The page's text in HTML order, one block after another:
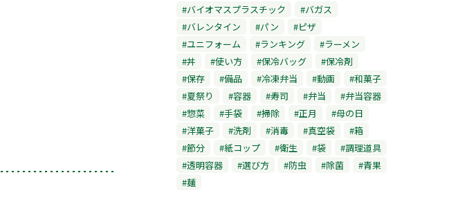
#バイオマスプラスチック
#バガス
#バレンタイン
#パン
#ピザ
#ユニフォーム
#ランキング
#ラーメン
#丼
#使い方 #保冷バッグ
#保冷剤
#保存
#備品 #冷凍弁当 #動画
#和菓子
#夏祭り
#容器 #寿司 #弁当
#弁当容器
#惣菜
#手袋 #掃除 #正月
#母の日
#洋菓子
#洗剤 #消毒 #真空袋
#箱
#節分
#紙コップ #衛生 #袋
#調理道具
#透明容器
#選び方 #防虫 #除菌
#青果
#麺